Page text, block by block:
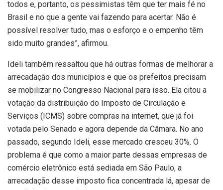
todos e, portanto, os pessimistas têm que ter mais fé no
Brasil e no que a gente vai fazendo para acertar. Não é
possível resolver tudo, mas o esforço e o empenho têm
sido muito grandes”, afirmou.
Ideli também ressaltou que há outras formas de melhorar a
arrecadação dos municípios e que os prefeitos precisam
se mobilizar no Congresso Nacional para isso. Ela citou a
votação da distribuição do Imposto de Circulação e
Serviços (ICMS) sobre compras na internet, que já foi
votada pelo Senado e agora depende da Câmara. No ano
passado, segundo Ideli, esse mercado cresceu 30%. O
problema é que como a maior parte dessas empresas de
comércio eletrônico está sediada em São Paulo, a
arrecadação desse imposto fica concentrada lá, apesar de